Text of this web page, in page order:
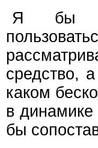
Я бы
средство,
каком
в
бы